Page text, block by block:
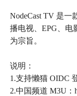
NodeCast TV 是
播电视、EPG、电
为宗旨。
说明：
1.支持懒猫 OIDC
2.中国频道 M3U：